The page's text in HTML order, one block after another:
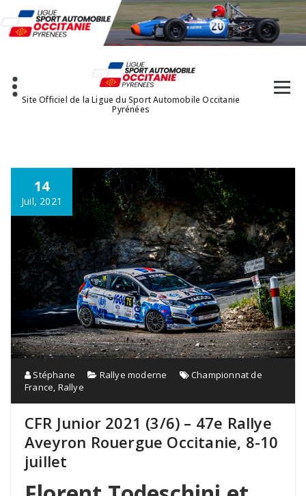
au
contenu
Site Officiel de la Ligue du Sport Automobile Occitanie
Pyrénées
14
Juil, 2021
Stéphane Rallye moderne
Championnat de
France, Rallye
CFR Junior 2021 (3/6) – 47e Rallye
Aveyron Rouergue Occitanie, 8-10
juillet